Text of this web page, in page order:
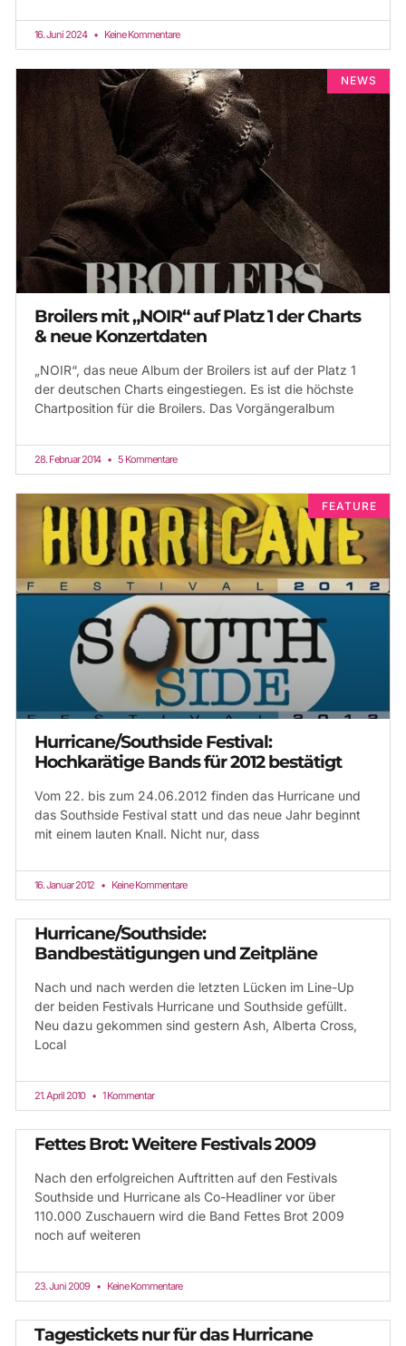
16. Juni 2024 Keine Kommentare
NEWS
Broilers mit „NOIR“ auf Platz 1 der Charts
& neue Konzertdaten
„NOIR“, das neue Album der Broilers ist auf der Platz 1
der deutschen Charts eingestiegen. Es ist die höchste
Chartposition für die Broilers. Das Vorgängeralbum
28. Februar 2014 5 Kommentare
FEATURE
Hurricane/Southside Festival:
Hochkarätige Bands für 2012 bestätigt
Vom 22. bis zum 24.06.2012 finden das Hurricane und
das Southside Festival statt und das neue Jahr beginnt
mit einem lauten Knall. Nicht nur, dass
16. Januar 2012 Keine Kommentare
Hurricane/Southside:
Bandbestätigungen und Zeitpläne
Nach und nach werden die letzten Lücken im Line-Up
der beiden Festivals Hurricane und Southside gefüllt.
Neu dazu gekommen sind gestern Ash, Alberta Cross,
Local
21. April 2010 1 Kommentar
Fettes Brot: Weitere Festivals 2009
Nach den erfolgreichen Auftritten auf den Festivals
Southside und Hurricane als Co-Headliner vor über
110.000 Zuschauern wird die Band Fettes Brot 2009
noch auf weiteren
23. Juni 2009 Keine Kommentare
Tagestickets nur für das Hurricane